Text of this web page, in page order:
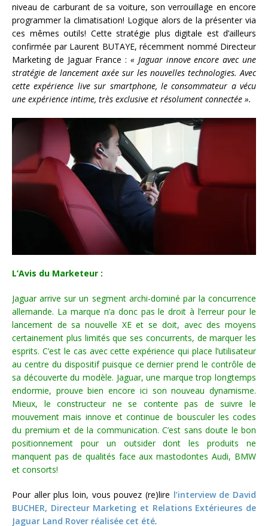
niveau de carburant de sa voiture, son verrouillage en encore
programmer la climatisation! Logique alors de la présenter via
ces mêmes outils! Cette stratégie plus digitale est d’ailleurs
confirmée par Laurent BUTAYE, récemment nommé Directeur
Marketing de Jaguar France : « Jaguar innove encore avec une
stratégie de lancement axée sur les nouvelles technologies. Avec
cette expérience live sur smartphone, le consommateur a vécu
une expérience intime, très exclusive et résolument connectée ».
L’Avis du Marketeur :
Jaguar arrive sur un segment archi-dominé par la concurrence
allemande. La marque n’a donc pas le droit à l’erreur pour le
lancement de sa nouvelle XE et se doit, avec des moyens
certainement plus limités que ses concurrents, de marquer les
esprits. C’est le cas avec cette expérience qui place l’utilisateur
au centre du dispositif puisque ce dernier prend le contrôle de
sa découverte du modèle. Jaguar, une marque trop longtemps
endormie, prouve bien encore ici son nouveau dynamisme.
Mieux, le constructeur ne se contente pas de suivre le
mouvement mais innove et continue de bousculer les codes
du premium et de la communication. C’est sans doute le bon
positionnement pour un outsider dont les produits ne
manquent pas de qualités face aux mastodontes Audi, BMW
et consorts!
Pour aller plus loin, vous pouvez (re)lire l’interview de David
BUCHER, Directeur Marketing et Relations Extérieures de
Jaguar Land Rover réalisée cet été.